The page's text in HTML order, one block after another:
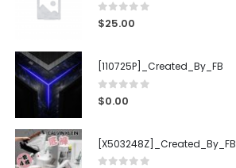
0out of 5
$25.00
[110725P]_Created_By_FB
0out of 5
$0.00
[X503248Z]_Created_By_FB